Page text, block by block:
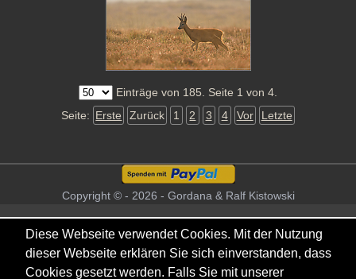
Einträge von 185. Seite 1 von 4.
Seite: Erste Zurück 1 2 3 4 Vor Letzte
Copyright © - 2026 - Gordana & Ralf Kistowski
Diese Webseite verwendet Cookies. Mit der Nutzung
dieser Webseite erklären Sie sich einverstanden, dass
Cookies gesetzt werden. Falls Sie mit unserer